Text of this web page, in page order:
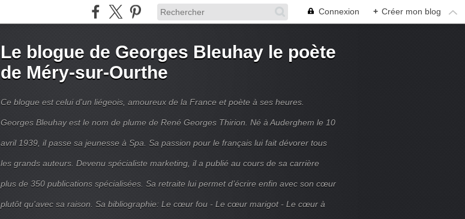
Connexion + Créer mon blog
Le blogue de Georges Bleuhay le poète
de Méry-sur-Ourthe
Ce blogue est celui d'un liégeois, amoureux de la France et poète à ses heures.
Georges Bleuhay est le nom de plume de René Georges Thirion. Né à Auderghem le 10
avril 1939, il passe sa jeunesse à Spa. Sa passion pour le français lui fait dévorer tous
les grands auteurs. Devenu spécialiste marketing, il a publié au cours de sa carrière
plus de 350 publications spécialisées. Sa retraite lui permet d’écrire enfin avec son cœur
plutôt qu'avec sa raison. Sa bibliographie: Le cœur fou - Le cœur marigot - Le cœur à